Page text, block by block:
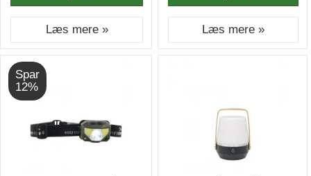
Læs mere » Læs mere »
Spar
12%